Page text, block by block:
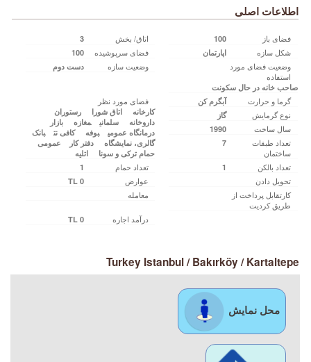
اطلاعات اصلی
اتاق/ بخش 3 فضای باز 100
فضای سرپوشیده 100 شکل سازه اپارتمان
وضعیت سازه دست دوم
وضعیت فضای مورد
استفاده
صاحب خانه در حال سکونت
فضای مورد نظر
کارخانه‌‌ اتاق شورا
رستوران
داروخانه
سلمانی مغازه
بازار
درمانگاه عمومی
بوفه کافی‌ نت
بانک
گالری، نمایشگاه
دفتر کار
عمومی
حمام ترکی‌ و سونا
اتلیه
گرما و حرارت آبگرم کن
نوع گرمایش گاز
سال ساخت 1990
تعداد طبقات
ساختمان
7
تعداد حمام 1 تعداد بالکن 1
عوارض 0 TL
تحویل دادن
معامله
کارتقابل پرداخت از
طریق کردیت
درآمد اجاره
0 TL
Turkey Istanbul / Bakırköy/ Kartaltepe
محل نمایش